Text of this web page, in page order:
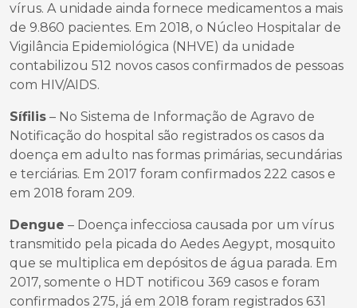
vírus. A unidade ainda fornece medicamentos a mais
de 9.860 pacientes. Em 2018, o Núcleo Hospitalar de
Vigilância Epidemiológica (NHVE) da unidade
contabilizou 512 novos casos confirmados de pessoas
com HIV/AIDS.
Sífilis – No Sistema de Informação de Agravo de
Notificação do hospital são registrados os casos da
doença em adulto nas formas primárias, secundárias
e terciárias. Em 2017 foram confirmados 222 casos e
em 2018 foram 209.
Dengue – Doença infecciosa causada por um vírus
transmitido pela picada do Aedes Aegypt, mosquito
que se multiplica em depósitos de água parada. Em
2017, somente o HDT notificou 369 casos e foram
confirmados 275, já em 2018 foram registrados 631